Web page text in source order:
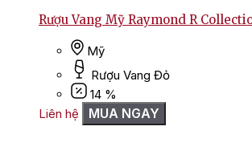
Rượu Vang Mỹ Raymond R
Mỹ
Rượu Vang Đỏ
14 %
Liên hệ
MUA NGAY